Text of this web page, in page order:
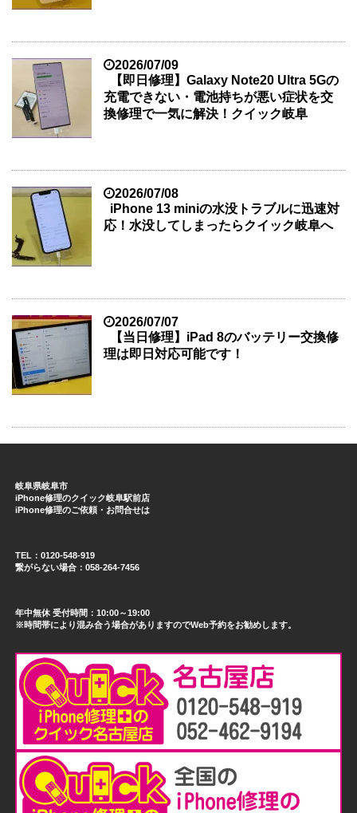
2026/07/09
【即日修理】Galaxy Note20 Ultra 5Gの
充電できない・電池持ちが悪い症状を交
換修理で一気に解決！クイック岐阜
2026/07/08
iPhone 13 miniの水没トラブルに迅速対
応！水没してしまったらクイック岐阜へ
2026/07/07
【当日修理】iPad 8のバッテリー交換修
理は即日対応可能です！
岐阜県岐阜市
iPhone修理のクイック岐阜駅前店
iPhone修理のご依頼・お問合せは
TEL：0120-548-919
繋がらない場合：058-264-7456
年中無休 受付時間：10:00～19:00
※時間帯により混み合う場合がありますのでWeb予約をお勧めします。